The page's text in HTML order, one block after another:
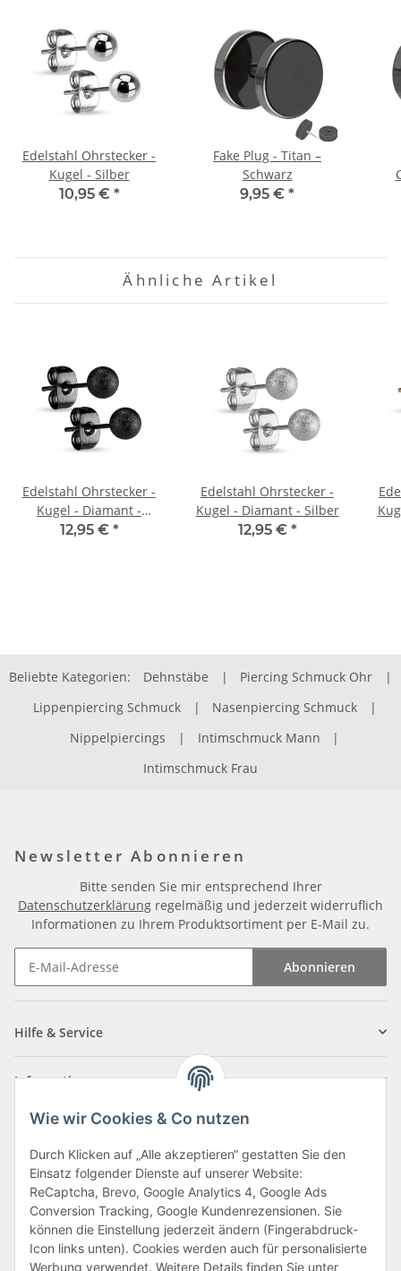
Wie wir Cookies & Co nutzen
Durch Klicken auf „Alle akzeptieren“ gestatten Sie den
Einsatz folgender Dienste auf unserer Website:
ReCaptcha, Brevo, Google Analytics 4, Google Ads
Conversion Tracking, Google Kundenrezensionen. Sie
können die Einstellung jederzeit ändern (Fingerabdruck-
Icon links unten). Cookies werden auch für personalisierte
Werbung verwendet. Weitere Details finden Sie unter
Edelstahl Ohrstecker -
Kugel - Silber
10,95 € *
Fake Plug - Titan –
Schwarz
9,95 € *
Ähnliche Artikel
Edelstahl Ohrstecker -
Kugel - Diamant -
Schwarz
12,95 € *
Edelstahl Ohrstecker -
Kugel - Diamant - Silber
12,95 € *
Beliebte Kategorien: Dehnstäbe | Piercing Schmuck Ohr
|
Lippenpiercing Schmuck
| Nasenpiercing Schmuck
|
Nippelpiercings
| Intimschmuck Mann
|
Intimschmuck Frau
Newsletter Abonnieren
Bitte senden Sie mir entsprechend Ihrer
Datenschutzerklärung regelmäßig und jederzeit widerruflich
Informationen zu Ihrem Produktsortiment per E-Mail zu.
Abonnieren
Hilfe & Service
Informationen
Zahlungsarten